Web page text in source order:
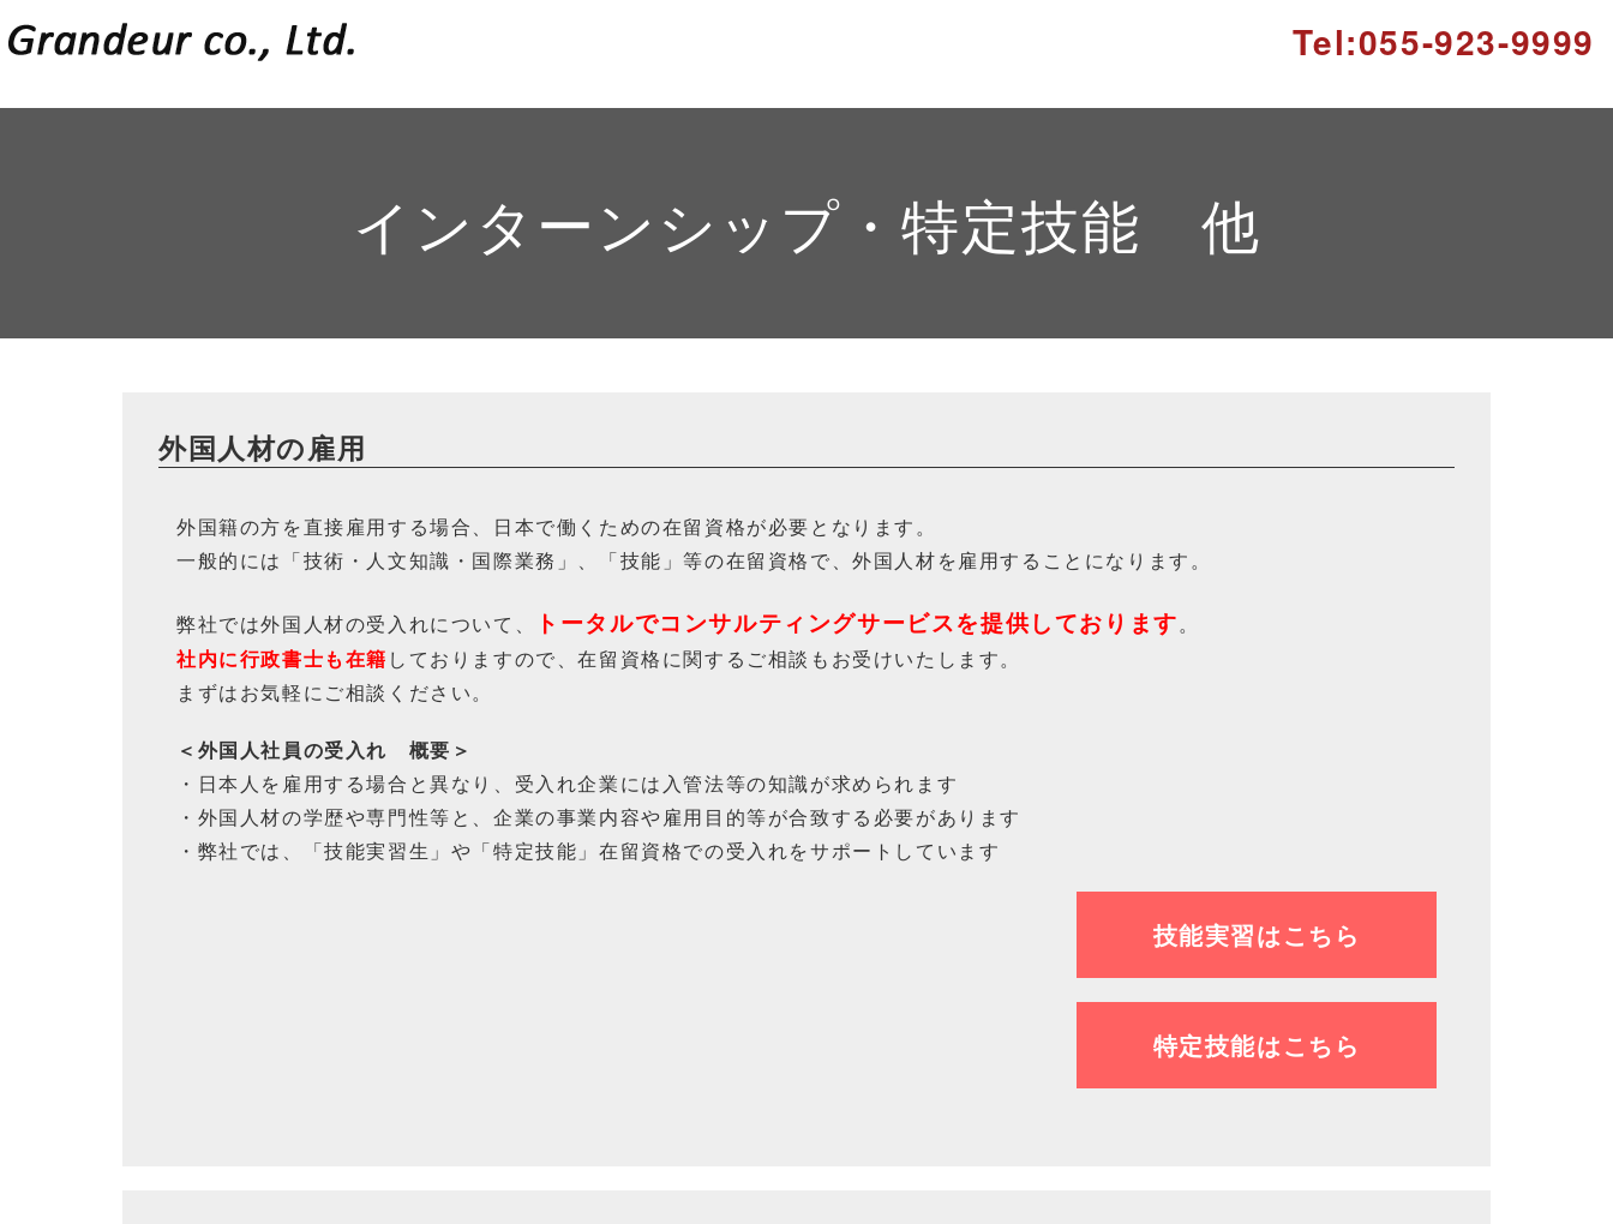
Tel:055-923-9999
インターンシップ・特定技能 他
外国人材の雇用
外国籍の方を直接雇用する場合、日本で働くための在留資格が必要となります。
一般的には「技術・人文知識・国際業務」、「技能」等の在留資格で、外国人材を雇用することになります。
弊社では外国人材の受入れについて、 トータルでコンサルティングサービスを提供しております。
社内に行政書士も在籍 しておりますので、在留資格に関するご相談もお受けいたします。
まずはお気軽にご相談ください。
＜外国人社員の受入れ 概要＞
・日本人を雇用する場合と異なり、受入れ企業には入管法等の知識が求められます
・外国人材の学歴や専門性等と、企業の事業内容や雇用目的等が合致する必要があります
・弊社では、「技能実習生」や「特定技能」在留資格での受入れをサポートしています
技能実習はこちら
特定技能はこちら